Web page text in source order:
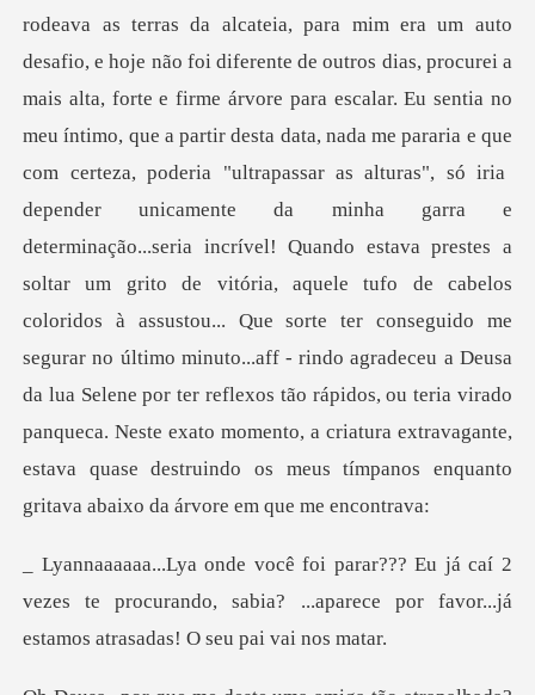
rodeava as terras da alcateia, para mim era um auto
desafio, e hoje não foi diferente de outros dias, procurei a
mais alta, forte e firme árvore para escalar. Eu sentia no
meu íntimo, que a partir desta data, nada me pararia e que
aí 2
vezes te procurando, sabia? ...aparece por fa